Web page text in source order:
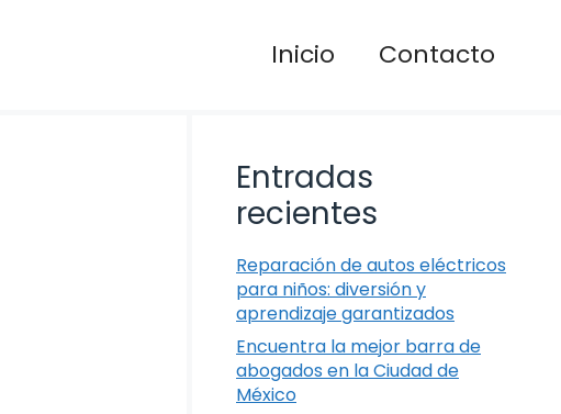
Inicio Contacto
Entradas
recientes
Reparación de autos eléctricos
para niños: diversión y
aprendizaje garantizados
Encuentra la mejor barra de
abogados en la Ciudad de
México